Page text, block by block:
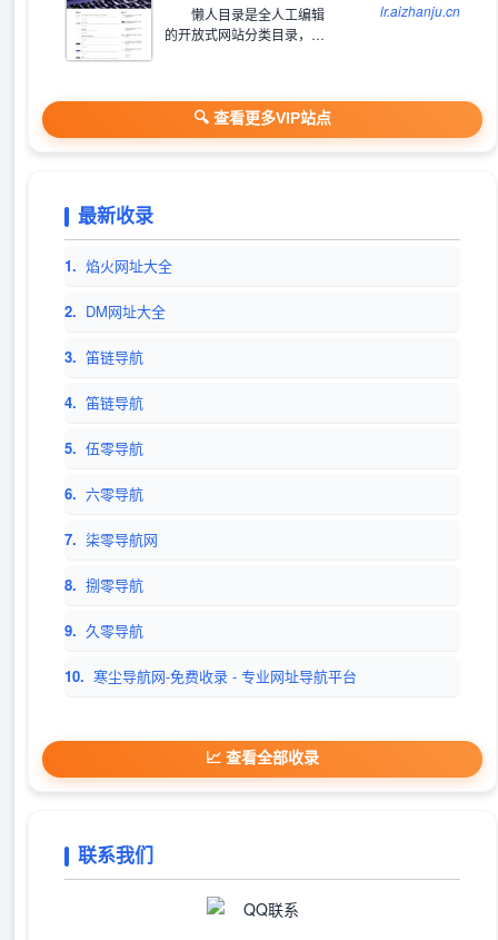
懒人目录是全人工编辑
的开放式网站分类目录，收
考、网站推广服务。
lr.aizhanju.cn
🔍 查看更多VIP站点
最新收录
1. 焰火网址大全
2. DM网址大全
3. 笛链导航
4. 笛链导航
5. 伍零导航
6. 六零导航
7. 柒零导航网
8. 捌零导航
9. 久零导航
10. 寒尘导航网-免费收录 - 专业网址导航平台
📈 查看全部收录
联系我们